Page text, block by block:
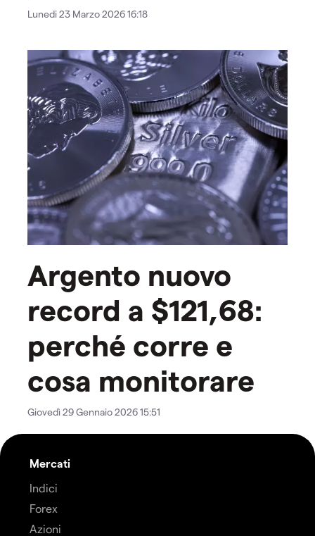
Lunedi 23 Marzo 2026 16:18
Argento nuovo
record a $121,68:
perché corre e
cosa monitorare
Giovedì 29 Gennaio 2026 15:51
Mercati
Indici
Forex
Azioni